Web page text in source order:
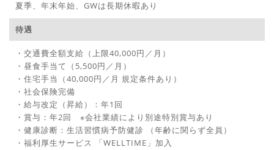
夏季、年末年始、GWは長期休暇あり
待遇
・交通費全額支給（上限40,000円／月）
・昼食手当て（5,500円／月）
・住宅手当（40,000円／月 規定条件あり）
・社会保険完備
・給与改定（昇給）：年1回
・賞与：年2回 ※会社業績により別途特別賞与あり
・健康診断：生活習慣病予防健診 （年齢に関らず全員）
・福利厚生サービス 「WELLTIME」加入